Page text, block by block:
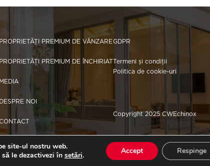
PROPRIETĂȚI PREMIUM DE VÂNZARE
PROPRIETĂȚI PREMIUM DE ÎNCHIRIAT
MEDIA
DESPRE NOI
GDPR
Termeni și condiții
Politica de cookie-uri
Copyright 2025 CWEchinox
site-ul nostru web.
le dezactivezi în setări. Accept Respinge